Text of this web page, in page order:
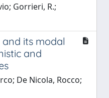
Gorrieri, R.;
its modal
and
De Nicola, Rocco;